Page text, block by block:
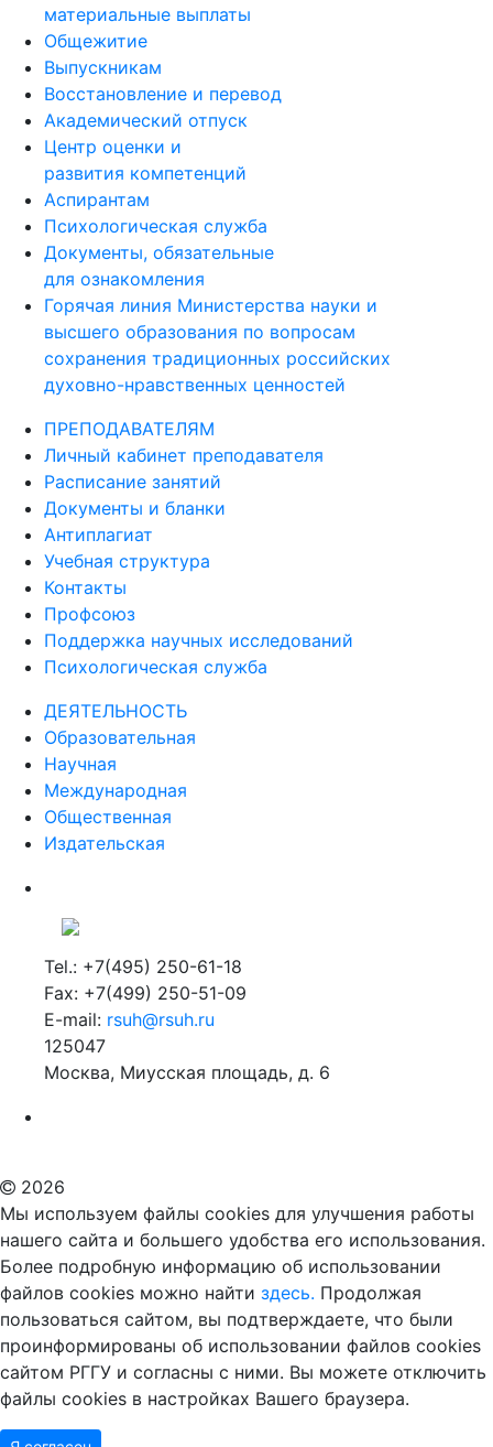
материальные выплаты
Общежитие
Выпускникам
Восстановление и перевод
Академический отпуск
Центр оценки и
развития компетенций
Аспирантам
Психологическая служба
Документы, обязательные
для ознакомления
Горячая линия Министерства науки и
высшего образования по вопросам
сохранения традиционных российских
духовно-нравственных ценностей
ПРЕПОДАВАТЕЛЯМ
Личный кабинет преподавателя
Расписание занятий
Документы и бланки
Антиплагиат
Учебная структура
Контакты
Профсоюз
Поддержка научных исследований
Психологическая служба
ДЕЯТЕЛЬНОСТЬ
Образовательная
Научная
Международная
Общественная
Издательская
Tel.: +7(495) 250-61-18
Fax: +7(499) 250-51-09
E-mail: rsuh@rsuh.ru
125047
Москва, Миусская площадь, д. 6
2026
Мы используем файлы cookies для улучшения работы
нашего сайта и большего удобства его использования.
Более подробную информацию об использовании
файлов cookies можно найти здесь. Продолжая
пользоваться сайтом, вы подтверждаете, что были
проинформированы об использовании файлов cookies
сайтом РГГУ и согласны с ними. Вы можете отключить
файлы cookies в настройках Вашего браузера.